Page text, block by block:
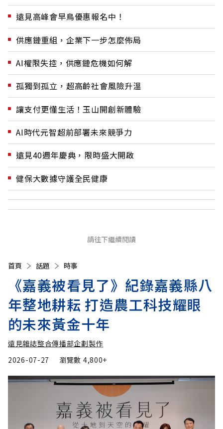
遠見高峰會早鳥優惠報名中！
供應鏈重組，企業下一步怎麼佈局
AI權限失控，供應鏈危機如何解
孤獨到孤立，超高齡社會風險升溫
讓支付更懂生活！玉山開創新體驗
AI時代元智超前部署未來競爭力
遠見40週年慶典，限時盛大開啟
健保大數據守護全民健康
請往下繼續閱讀
首頁 話題 時事
《嘉義被看見了》紀錄嘉義縣八
年整地耕耘 打造農工科技耀眼
的未來黃金十年
遠見雜誌整合傳播部企劃製作
2026-07-27
瀏覽數 4,800+